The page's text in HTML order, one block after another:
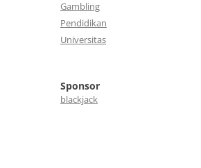
Gambling
Pendidikan
Universitas
Sponsor
blackjack